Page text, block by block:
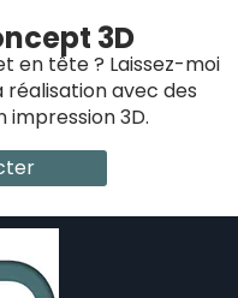
3D
en tête ? Laissez-moi
avec des
impression 3D.